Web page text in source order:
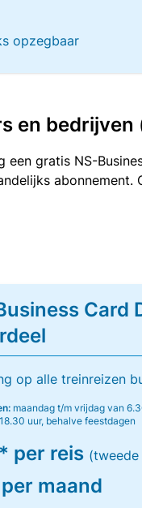
opzegbaar
en bedrijven
gratis NS-
Card
op alle treinreizen
maandag t/m vrijdag van
uur, behalve feestdagen
per reis (tweede
maand